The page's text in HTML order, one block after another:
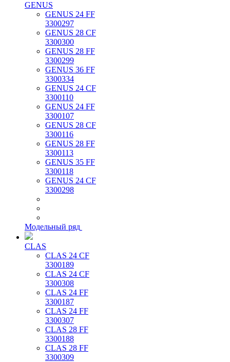
GENUS
GENUS 24 FF
3300297
GENUS 28 CF
3300300
GENUS 28 FF
3300299
GENUS 36 FF
3300334
GENUS 24 CF
3300110
GENUS 24 FF
3300107
GENUS 28 CF
3300116
GENUS 28 FF
3300113
GENUS 35 FF
3300118
GENUS 24 CF
3300298
Модельный ряд
CLAS
CLAS 24 CF
3300189
CLAS 24 CF
3300308
CLAS 24 FF
3300187
CLAS 24 FF
3300307
CLAS 28 FF
3300188
CLAS 28 FF
3300309